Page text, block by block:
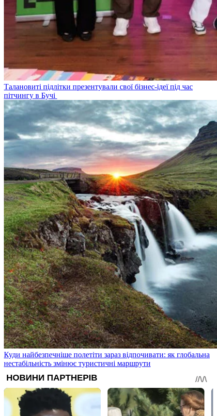
Талановиті підлітки презентували свої бізнес-ідеї під час
пітчингу в Бучі
Куди найбезпечніше полетіти зараз відпочивати: як глобальна
нестабільність змінює туристичні маршрути